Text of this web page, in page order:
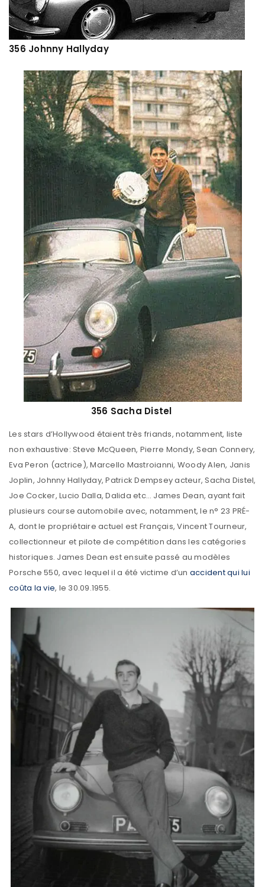
356 Johnny Hallyday
356 Sacha Distel
Les stars d’Hollywood étaient très friands, notamment, liste
non exhaustive: Steve McQueen, Pierre Mondy, Sean Connery,
Eva Peron (actrice), Marcello Mastroianni, Woody Alen, Janis
Joplin, Johnny Hallyday, Patrick Dempsey acteur, Sacha Distel,
Joe Cocker, Lucio Dalla, Dalida etc… James Dean, ayant fait
plusieurs course automobile avec, notamment, le n° 23 PRÉ-
A, dont le propriétaire actuel est Français, Vincent Tourneur,
collectionneur et pilote de compétition dans les catégories
historiques. James Dean est ensuite passé au modèles
Porsche 550, avec lequel il a été victime d’un accident qui lui
coûta la vie, le 30.09.1955.